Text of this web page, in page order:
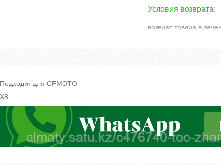
возврат товара в
Подходит для CFMOTO
X8